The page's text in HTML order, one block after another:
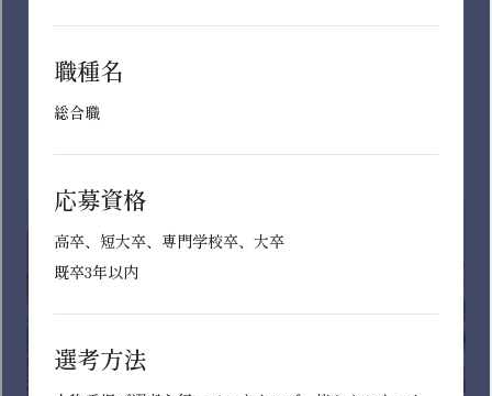
イオングループの一員として北海道内にて「イオン」
「イオンスーパーセンター」「マックスバリュ」「ザ・
ビッグ」等を展開。売上高の約８割を占める「食」を中
心に、「日用品」「衣料品」など日々の生活に欠かせな
い商品を扱う店舗を運営しています！
インターン募集中